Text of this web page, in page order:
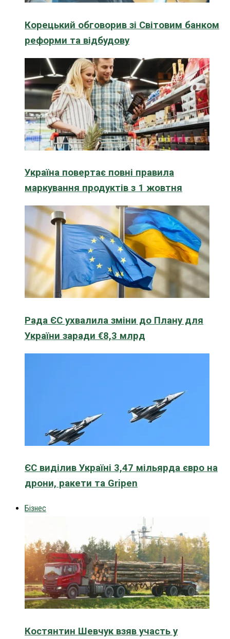
Корецький обговорив зі Світовим банком
реформи та відбудову
Україна повертає повні правила
маркування продуктів з 1 жовтня
Рада ЄС ухвалила зміни до Плану для
України заради €8,3 млрд
ЄС виділив Україні 3,47 мільярда євро на
дрони, ракети та Gripen
Бізнес
Костянтин Шевчук взяв участь у